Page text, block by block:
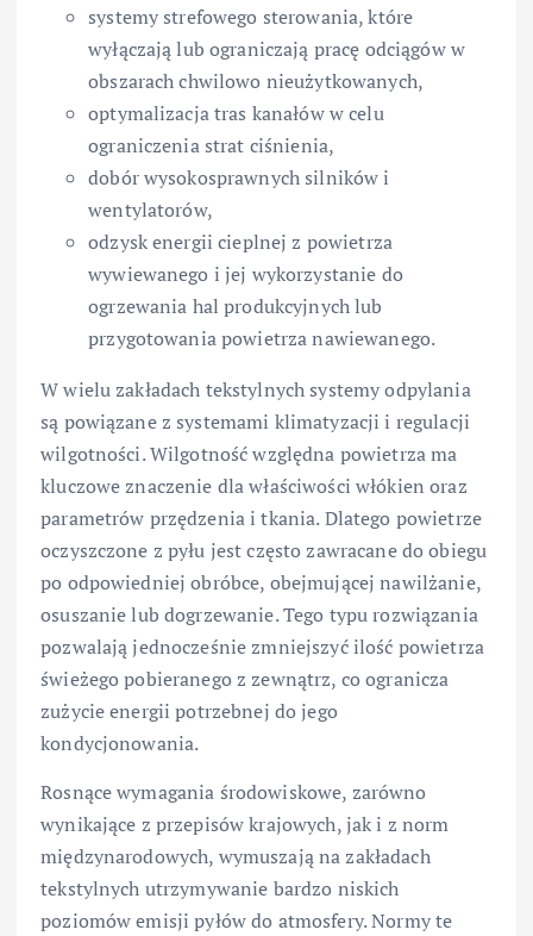
systemy strefowego sterowania, które
wyłączają lub ograniczają pracę odciągów w
obszarach chwilowo nieużytkowanych,
optymalizacja tras kanałów w celu
ograniczenia strat ciśnienia,
dobór wysokosprawnych silników i
wentylatorów,
odzysk energii cieplnej z powietrza
wywiewanego i jej wykorzystanie do
ogrzewania hal produkcyjnych lub
przygotowania powietrza nawiewanego.
W wielu zakładach tekstylnych systemy odpylania
są powiązane z systemami klimatyzacji i regulacji
wilgotności. Wilgotność względna powietrza ma
kluczowe znaczenie dla właściwości włókien oraz
parametrów przędzenia i tkania. Dlatego powietrze
oczyszczone z pyłu jest często zawracane do obiegu
po odpowiedniej obróbce, obejmującej nawilżanie,
osuszanie lub dogrzewanie. Tego typu rozwiązania
pozwalają jednocześnie zmniejszyć ilość powietrza
świeżego pobieranego z zewnątrz, co ogranicza
zużycie energii potrzebnej do jego
kondycjonowania.
Rosnące wymagania środowiskowe, zarówno
wynikające z przepisów krajowych, jak i z norm
międzynarodowych, wymuszają na zakładach
tekstylnych utrzymywanie bardzo niskich
poziomów emisji pyłów do atmosfery. Normy te